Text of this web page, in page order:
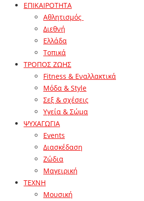
ΕΠΙΚΑΙΡΟΤΗΤΑ
Αθλητισμός
Διεθνή
Ελλάδα
Τοπικά
ΤΡΟΠΟΣ ΖΩΗΣ
Fitness & Εναλλακτικά
Μόδα & Style
Σεξ & σχέσεις
Υγεία & Σώμα
ΨΥΧΑΓΩΓΙΑ
Events
Διασκέδαση
Ζώδια
Μαγειρική
ΤΕΧΝΗ
Μουσική